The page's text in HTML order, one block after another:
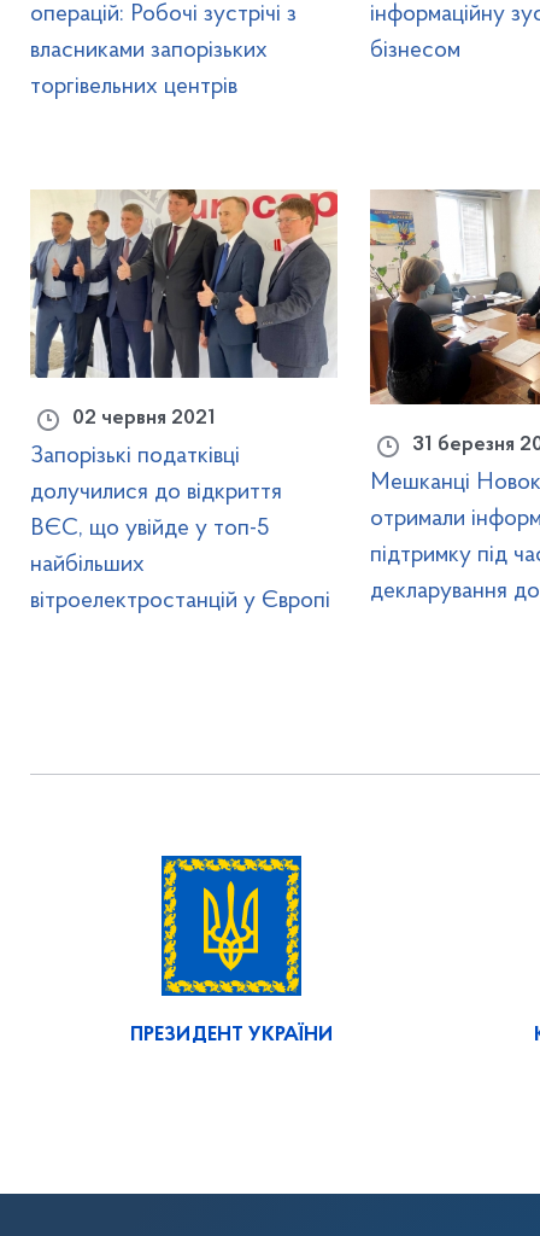
операцій: Робочі зустрічі з
власниками запорізьких
торгівельних центрів
інформаційну
бізнесом
02 червня 2021
Запорізькі податківці
долучилися до відкриття
ВЄС, що увійде у топ-5
найбільших
вітроелектростанцій у Європі
31 березня
Мешканці
отримали
підтримку під
декларування
ПРЕЗИДЕНТ УКРАЇНИ